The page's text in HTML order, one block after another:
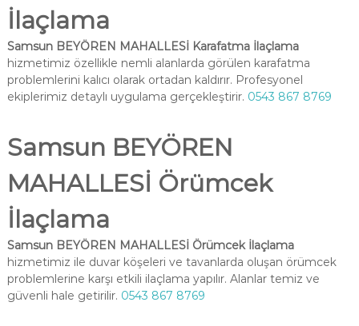
İlaçlama
Samsun BEYÖREN MAHALLESİ Karafatma İlaçlama
hizmetimiz özellikle nemli alanlarda görülen karafatma
problemlerini kalıcı olarak ortadan kaldırır. Profesyonel
ekiplerimiz detaylı uygulama gerçekleştirir. 0543 867 8769
Samsun BEYÖREN
MAHALLESİ Örümcek
İlaçlama
Samsun BEYÖREN MAHALLESİ Örümcek İlaçlama
hizmetimiz ile duvar köşeleri ve tavanlarda oluşan örümcek
problemlerine karşı etkili ilaçlama yapılır. Alanlar temiz ve
güvenli hale getirilir. 0543 867 8769